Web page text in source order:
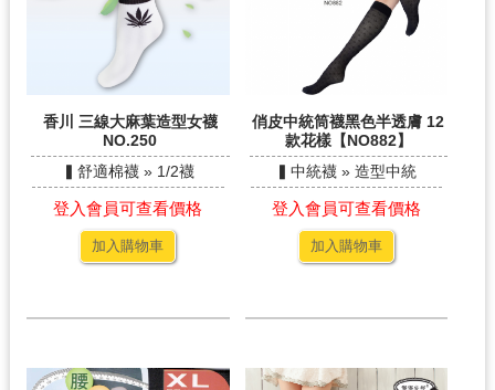
香川 三線大麻葉造型女襪
NO.250
▍舒適棉襪 » 1/2襪
登入會員可查看價格
加入購物車
俏皮中統筒襪黑色半透膚 12
款花樣【NO882】
▍中統襪 » 造型中統
登入會員可查看價格
加入購物車